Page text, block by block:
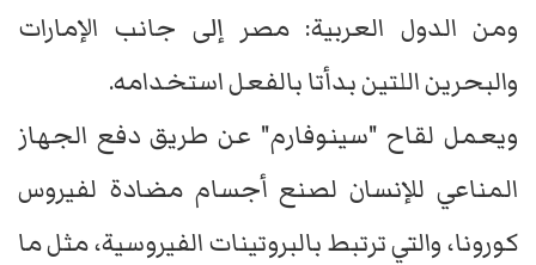
ومن الدول العربية: مصر إلى جانب الإمارات
والبحرين اللتين بدأتا بالفعل استخدامه.
ويعمل لقاح "سينوفارم" عن طريق دفع الجهاز
المناعي للإنسان لصنع أجسام مضادة لفيروس
كورونا، والتي ترتبط بالبروتينات الفيروسية، مثل ما